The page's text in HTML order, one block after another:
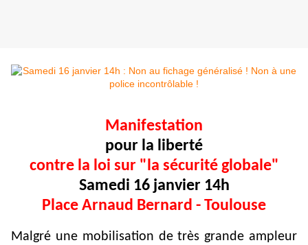
Manifestation
pour la liberté
contre la loi sur "la sécurité globale"
Samedi 16 janvier 14h
Place Arnaud Bernard - Toulouse
Malgré une mobilisation de très grande ampleur